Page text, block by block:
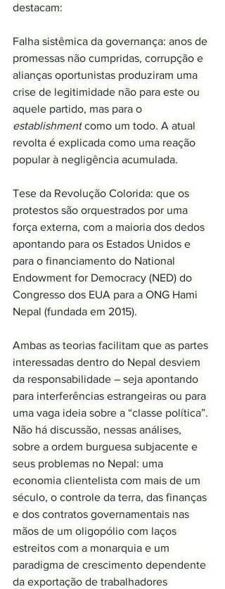
destacam:
Falha sistêmica da governança: anos de
promessas não cumpridas, corrupção e
alianças oportunistas produziram uma
crise de legitimidade não para este ou
aquele partido, mas para o
establishment como um todo. A atual
revolta é explicada como uma reação
popular à negligência acumulada.
Tese da Revolução Colorida: que os
protestos são orquestrados por uma
força externa, com a maioria dos dedos
apontando para os Estados Unidos e
para o financiamento do National
Endowment for Democracy (NED) do
Congresso dos EUA para a ONG Hami
Nepal (fundada em 2015).
Ambas as teorias facilitam que as partes
interessadas dentro do Nepal desviem
da responsabilidade – seja apontando
para interferências estrangeiras ou para
uma vaga ideia sobre a “classe política”.
Não há discussão, nessas análises,
sobre a ordem burguesa subjacente e
seus problemas no Nepal: uma
economia clientelista com mais de um
século, o controle da terra, das finanças
e dos contratos governamentais nas
mãos de um oligopólio com laços
estreitos com a monarquia e um
paradigma de crescimento dependente
da exportação de trabalhadores